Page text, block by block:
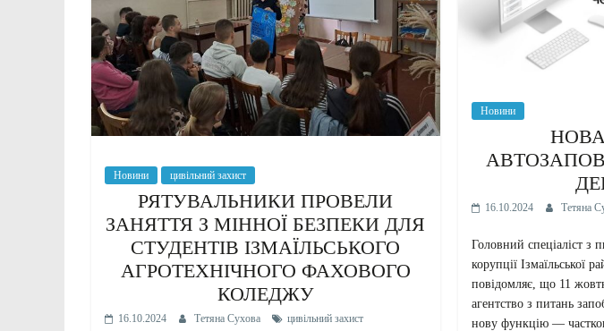
Новини цивільний захист
РЯТУВАЛЬНИКИ ПРОВЕЛИ
ЗАНЯТТЯ З МІННОЇ БЕЗПЕКИ ДЛЯ
СТУДЕНТІВ ІЗМАЇЛЬСЬКОГО
АГРОТЕХНІЧНОГО ФАХОВОГО
КОЛЕДЖУ
16.10.2024 Тетяна Сухова цивільний захист
Новини
16.10.2024 Тетяна
Головний спеціаліст з
корупції Ізмаїльської
повідомляє, що 11
агентство з питань
нову функцію —